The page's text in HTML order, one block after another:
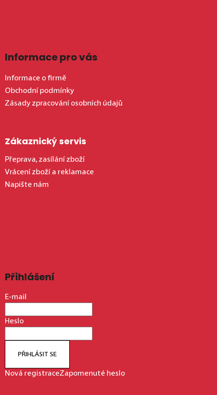
Informace pro vás
Informace o firmě
Obchodní podmínky
Zásady zpracování osobních údajů
Zákaznický servis
Přeprava, zasílání zboží
Vrácení zboží a reklamace
Napište nám
Přihlášení
E-mail
Heslo
PŘIHLÁSIT SE
Nová registraceZapomenuté heslo